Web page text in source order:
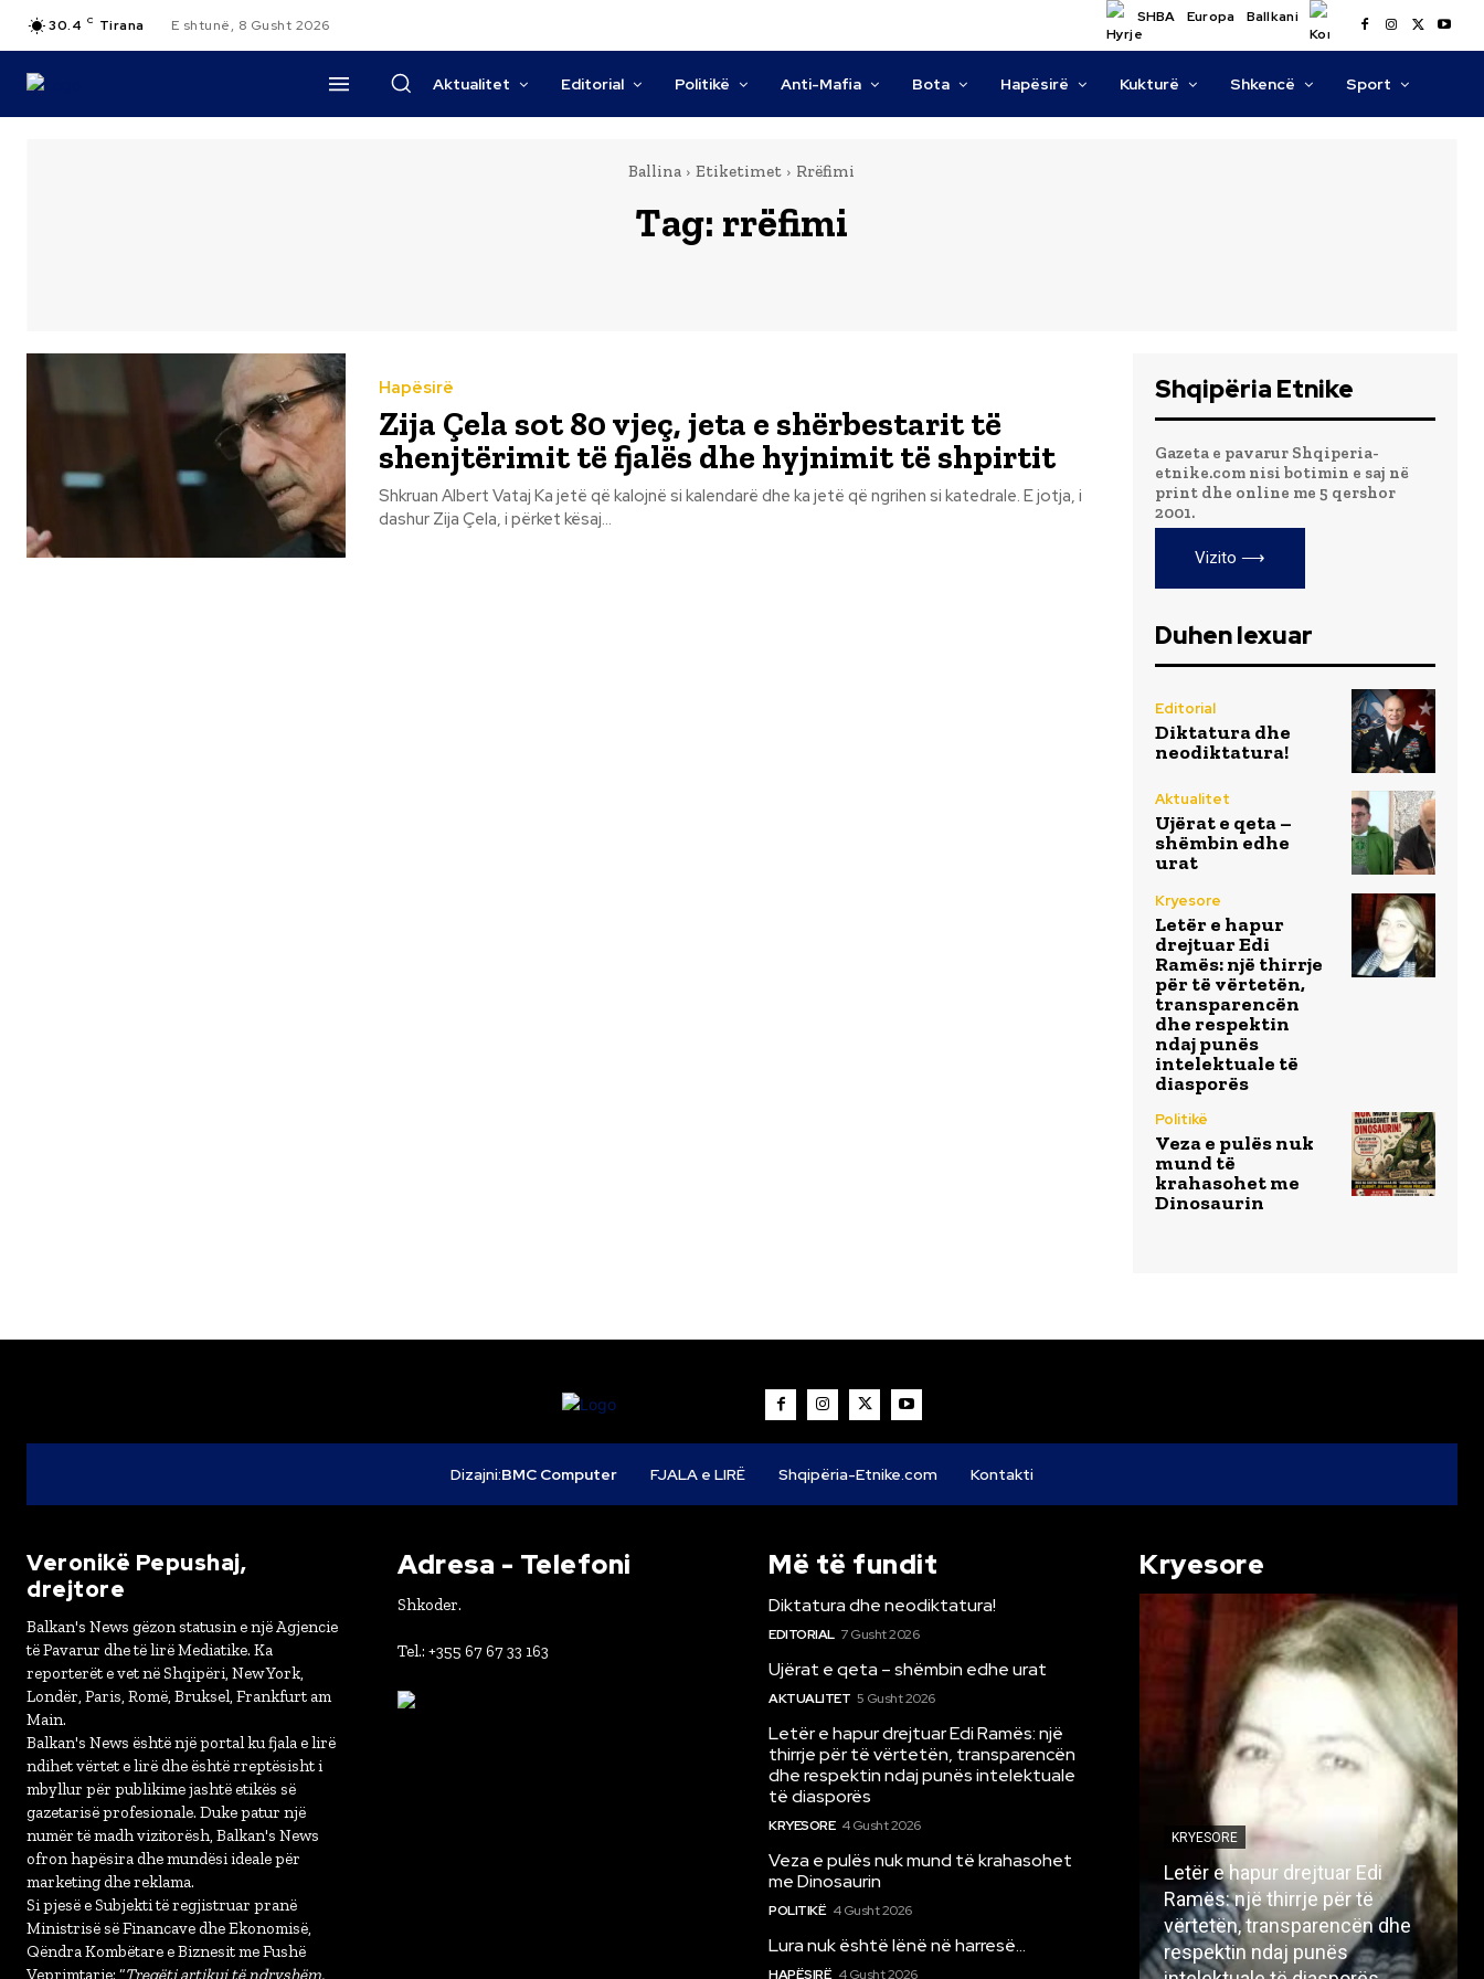
30.4 C Tirana E shtunë, 8 Gusht 2026 SHBA Europa Ballkani
Aktualitet Editorial Politikë Anti-Mafia Bota Hapësirë Kukturë Shkencë Sport
Ballina Etiketimet Rrëfimi
Tag: rrëfimi
Hapësirë
Zija Çela sot 80 vjeç, jeta e shërbestarit të
shenjtërimit të fjalës dhe hyjnimit të shpirtit
Shkruan Albert Vataj Ka jetë që kalojnë si kalendarë dhe ka jetë që ngrihen si katedrale. E jotja, i
dashur Zija Çela, i përket kësaj...
Shqipëria Etnike
Gazeta e pavarur Shqiperia-
etnike.com nisi botimin e saj në
print dhe online me 5 qershor
2001.
Vizito ⟶
Duhen lexuar
Editorial
Diktatura dhe
neodiktatura!
Aktualitet
Ujërat e qeta –
shëmbin edhe
urat
Kryesore
Letër e hapur
drejtuar Edi
Ramës: një thirrje
për të vërtetën,
transparencën
dhe respektin
ndaj punës
intelektuale të
diasporës
Politikë
Veza e pulës nuk
mund të
krahasohet me
Dinosaurin
Dizajni:BMC Computer FJALA e LIRË Shqipëria-Etnike.com Kontakti
Veronikë Pepushaj,
drejtore
Balkan's News gëzon statusin e një Agjencie
të Pavarur dhe të lirë Mediatike. Ka
reporterët e vet në Shqipëri, New York,
Londër, Paris, Romë, Bruksel, Frankfurt am
Main.
Balkan's News është një portal ku fjala e lirë
ndihet vërtet e lirë dhe është rreptësisht i
mbyllur për publikime jashtë etikës së
gazetarisë profesionale. Duke patur një
numër të madh vizitorësh, Balkan's News
ofron hapësira dhe mundësi ideale për
marketing dhe reklama.
Si pjesë e Subjekti të regjistruar pranë
Ministrisë së Financave dhe Ekonomisë,
Qëndra Kombëtare e Biznesit me Fushë
Veprimtarie: “Tregëti artikuj të ndryshëm,
Adresa - Telefoni
Shkoder.
Tel.: +355 67 67 33 163
Më të fundit
Diktatura dhe neodiktatura!
EDITORIAL 7 Gusht 2026
Ujërat e qeta – shëmbin edhe urat
AKTUALITET 5 Gusht 2026
Letër e hapur drejtuar Edi Ramës: një
thirrje për të vërtetën, transparencën
dhe respektin ndaj punës intelektuale
të diasporës
KRYESORE 4 Gusht 2026
Veza e pulës nuk mund të krahasohet
me Dinosaurin
POLITIKË 4 Gusht 2026
Lura nuk është lënë në harresë…
HAPËSIRË 4 Gusht 2026
Kryesore
KRYESORE
Letër e hapur drejtuar Edi
Ramës: një thirrje për të
vërtetën, transparencën dhe
respektin ndaj punës